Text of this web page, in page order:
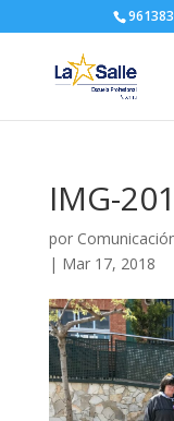
IMG-
por
| Mar 17, 2018